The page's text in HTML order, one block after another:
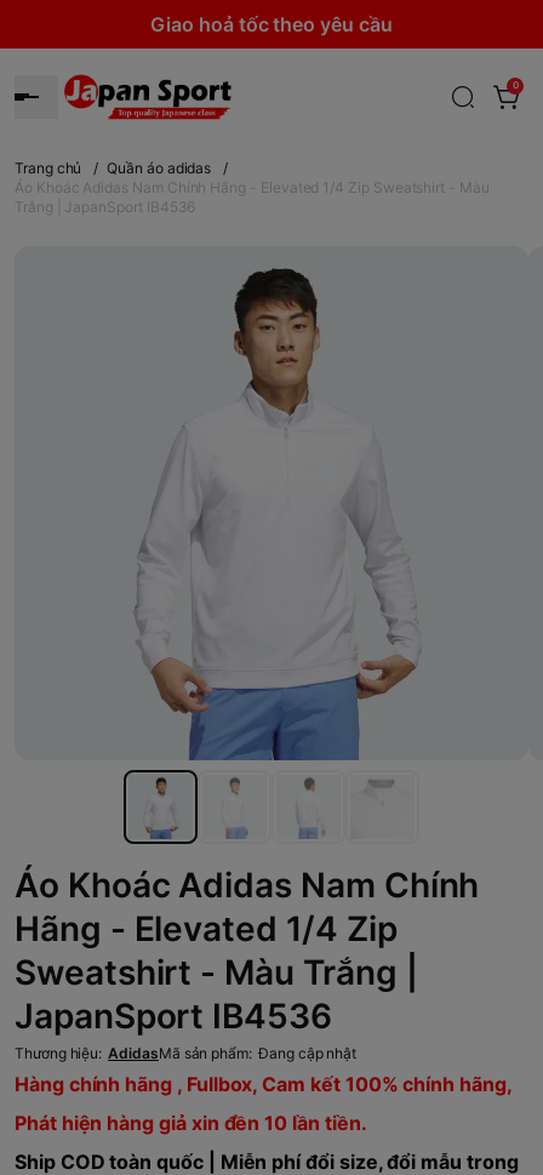
Giao hoả tốc theo yêu cầu
0
Trang chủ / Quần áo adidas
/
Áo Khoác Adidas Nam Chính Hãng - Elevated 1/4 Zip Sweatshirt - Màu
Trắng | JapanSport IB4536
Áo Khoác Adidas Nam Chính
Hãng - Elevated 1/4 Zip
Sweatshirt - Màu Trắng |
JapanSport IB4536
Thương hiệu: AdidasMã sản phẩm: Đang cập nhật
Hàng chính hãng , Fullbox, Cam kết 100% chính hãng,
Phát hiện hàng giả xin đền 10 lần tiền.
Ship COD toàn quốc | Miễn phí đổi size, đổi mẫu trong